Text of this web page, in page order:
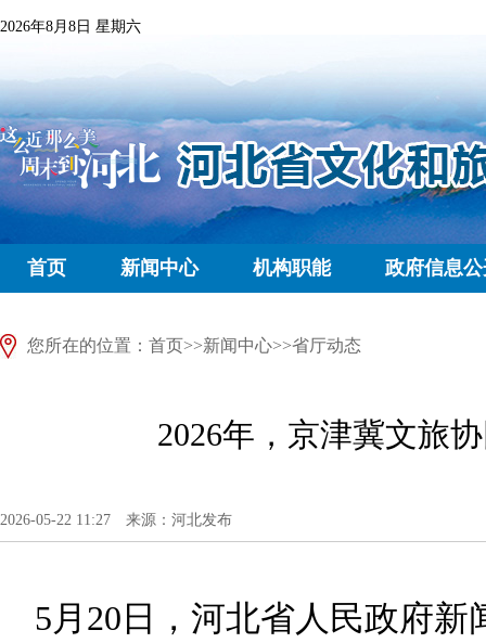
2026年8月8日 星期六
首页 新闻中心 机构职能 政府信息
您所在的位置： 首页>>新闻中心>>省厅动态
2026年，京津冀文旅
2026-05-22 11:27 来源：河北发布
5月20日，河北省人民政府